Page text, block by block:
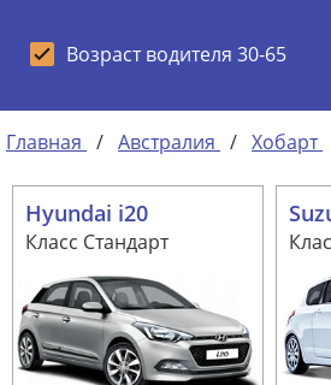
Возраст водителя 30-65
Главная / Австралия / Хобарт
Hyundai i20
Класс Стандарт